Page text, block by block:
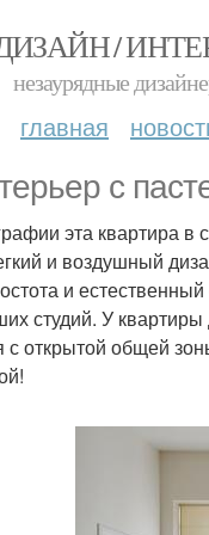
/
незаурядные
главная
с
эта квартира
и воздушный
и
студий. У
с открытой общей